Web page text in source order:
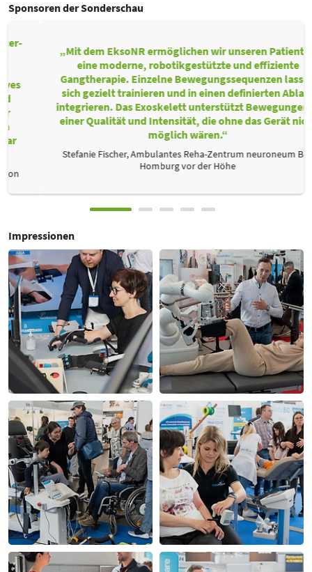
Sponsoren der Sonderschau
„Mit dem EksoNR ermöglichen wir unseren Patienten
eine moderne, robotikgestützte und effiziente
Gangtherapie. Einzelne Bewegungssequenzen lassen
sich gezielt trainieren und in einen definierten Ablauf
integrieren. Das Exoskelett unterstützt Bewegungen in
einer Qualität und Intensität, die ohne das Gerät nicht
möglich wären.“
Stefanie Fischer, Ambulantes Reha-Zentrum neuroneum Bad
Homburg vor der Höhe
Impressionen